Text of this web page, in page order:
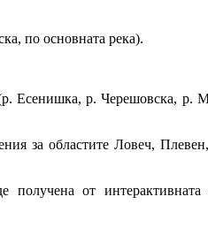
по основната река).
Есенишка, р. Черешовска, р.
за областите Ловеч,
от интерактивната